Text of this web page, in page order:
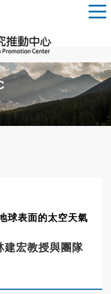
球表面的太空天氣
宏教授與團隊